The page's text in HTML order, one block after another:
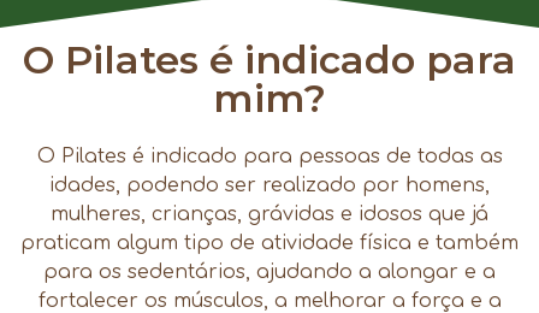
O Pilates é indicado para
mim?
O Pilates é indicado para pessoas de todas as
idades, podendo ser realizado por homens,
mulheres, crianças, grávidas e idosos que já
praticam algum tipo de atividade física e também
para os sedentários, ajudando a alongar e a
fortalecer os músculos, a melhorar a força e a